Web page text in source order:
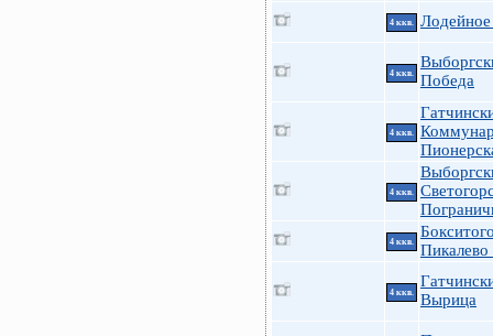
4 ккв.
4 ккв.
Победа
4 ккв.
4 ккв.
4 ккв.
Пикалево
4 ккв.
Вырица